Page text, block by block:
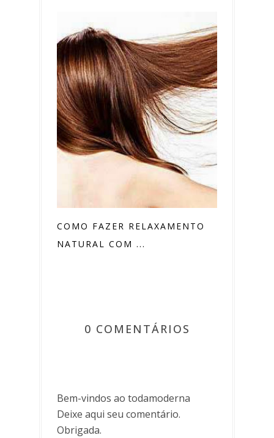
COMO FAZER RELAXAMENTO
NATURAL COM ...
0 COMENTÁRIOS
Bem-vindos ao todamoderna
Deixe aqui seu comentário.
Obrigada.